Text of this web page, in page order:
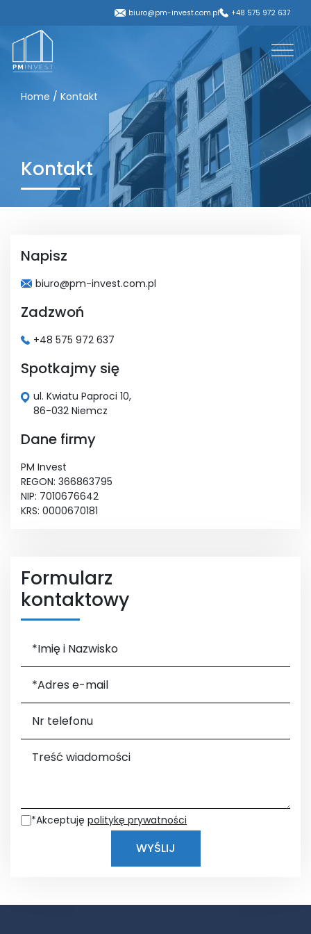
biuro@pm-invest.com.pl +48 575 972 637
Home / Kontakt
Kontakt
Napisz
biuro@pm-invest.com.pl
Zadzwoń
+48 575 972 637
Spotkajmy się
ul. Kwiatu Paproci 10,
86-032 Niemcz
Dane firmy
PM Invest
REGON: 366863795
NIP: 7010676642
KRS: 0000670181
Formularz
kontaktowy
*Imię i Nazwisko
*Adres e-mail
Nr telefonu
Treść wiadomości
*Akceptuję politykę prywatności
WYŚLIJ